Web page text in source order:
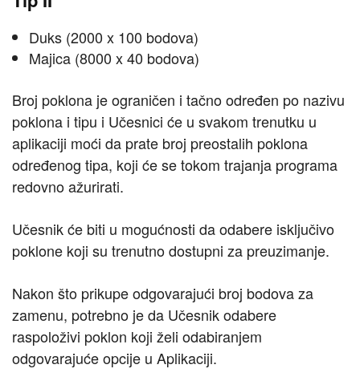
Duks (2000 x 100 bodova)
Majica (8000 x 40 bodova)
Broj poklona je ograničen i tačno određen po nazivu
poklona i tipu i Učesnici će u svakom trenutku u
aplikaciji moći da prate broj preostalih poklona
određenog tipa, koji će se tokom trajanja programa
redovno ažurirati.
Učesnik će biti u mogućnosti da odabere isključivo
poklone koji su trenutno dostupni za preuzimanje.
Nakon što prikupe odgovarajući broj bodova za
zamenu, potrebno je da Učesnik odabere
raspoloživi poklon koji želi odabiranjem
odgovarajuće opcije u Aplikaciji.